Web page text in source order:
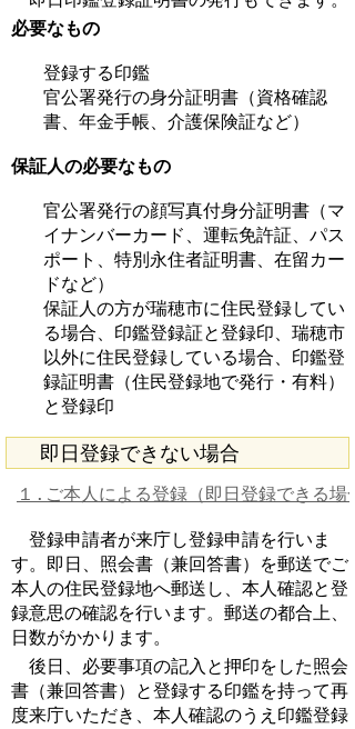
必要なもの
登録する印鑑
官公署発行の身分証明書（資格確認
書、年金手帳、介護保険証など）
保証人の必要なもの
官公署発行の顔写真付身分証明書（マ
イナンバーカード、運転免許証、パス
ポート、特別永住者証明書、在留カー
ドなど）
保証人の方が瑞穂市に住民登録してい
る場合、印鑑登録証と登録印、瑞穂市
以外に住民登録している場合、印鑑登
録証明書（住民登録地で発行・有料）
と登録印
即日登録できない場合
１.ご本人による登録（即日登録できる
登録申請者が来庁し登録申請を行いま
す。即日、照会書（兼回答書）を郵送でご
本人の住民登録地へ郵送し、本人確認と登
録意思の確認を行います。郵送の都合上、
日数がかかります。
後日、必要事項の記入と押印をした照会
書（兼回答書）と登録する印鑑を持って再
度来庁いただき、本人確認のうえ印鑑登録